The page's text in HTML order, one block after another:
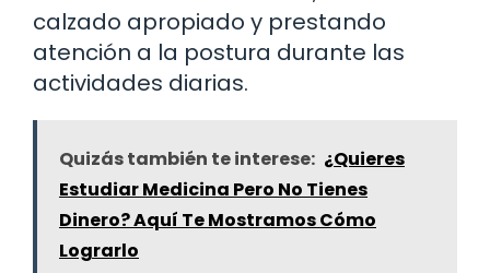
calzado apropiado y prestando
atención a la postura durante las
actividades diarias.
Quizás también te interese: ¿Quieres
Estudiar Medicina Pero No Tienes
Dinero? Aquí Te Mostramos Cómo
Lograrlo